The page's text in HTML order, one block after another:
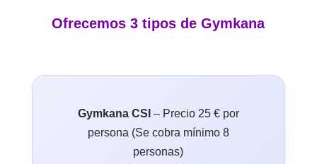
Ofrecemos 3 tipos de Gymkana
Gymkana CSI – Precio 25 € por
persona (Se cobra mínimo 8
personas)